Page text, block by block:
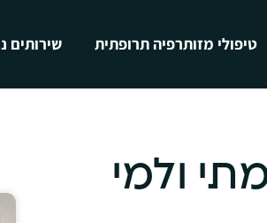
טיפולי מזותרפיה תרופתית שירותים
ולמי